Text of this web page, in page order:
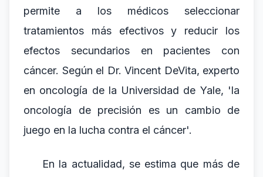
permite a los médicos seleccionar
tratamientos más efectivos y reducir los
efectos secundarios en pacientes con
cáncer. Según el Dr. Vincent DeVita, experto
en oncología de la Universidad de Yale, 'la
oncología de precisión es un cambio de
juego en la lucha contra el cáncer'.
En la actualidad, se estima que más de